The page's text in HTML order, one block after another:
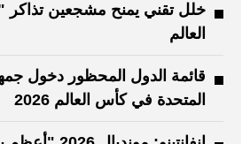
خلل تقني يمنح مشجعين تذاكر
العالم
قائمة الدول المحظور دخول
المتحدة في كأس العالم 2026